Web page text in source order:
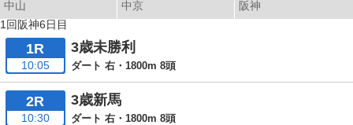
中山 中京
阪神
1回阪神6日目
1R
10:05
3歳未勝利
ダート 右・1800m 8頭
2R
10:30
3歳新馬
ダート 右・1800m 8頭